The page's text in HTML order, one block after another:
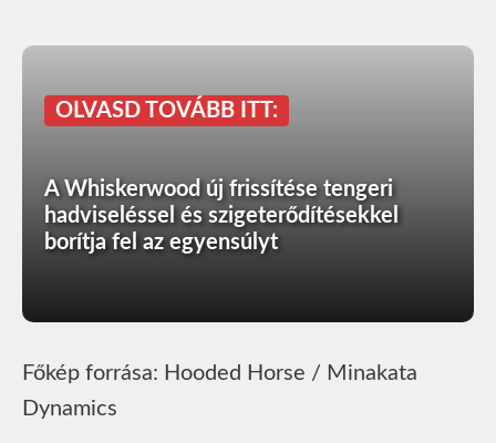
OLVASD TOVÁBB ITT:
A Whiskerwood új frissítése tengeri
hadviseléssel és szigeterődítésekkel
borítja fel az egyensúlyt
Főkép forrása: Hooded Horse / Minakata
Dynamics